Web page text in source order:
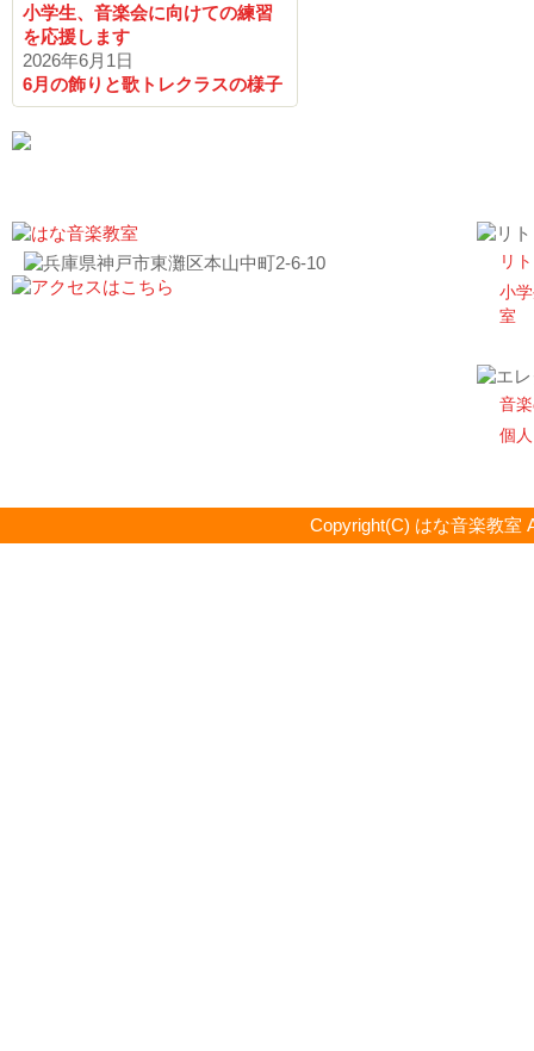
小学生、音楽会に向けての練習
を応援します
2026年6月1日
6月の飾りと歌トレクラスの様子
リ
小
室
音
個
Copyright(C) はな音楽教室